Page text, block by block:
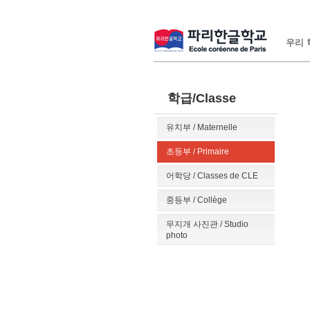
우리
학급/Classe
유치부 / Maternelle
초등부 / Primaire
어학당 / Classes de CLE
중등부 / Collège
무지개 사진관 / Studio
photo